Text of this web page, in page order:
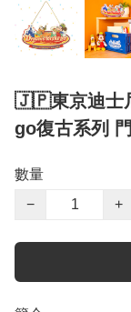
🇯🇵東京迪士
go復古系列
數量
−
+